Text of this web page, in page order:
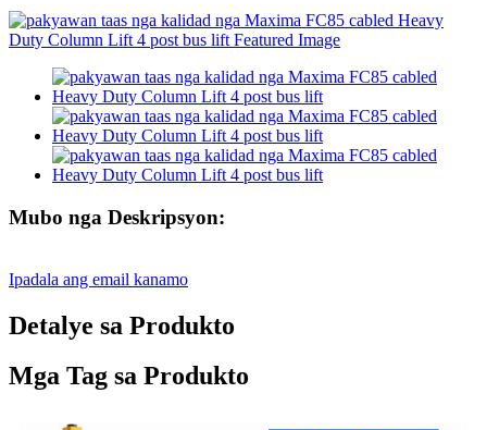
Mubo nga Deskripsyon:
Ipadala ang email kanamo
Detalye sa Produkto
Mga Tag sa Produkto